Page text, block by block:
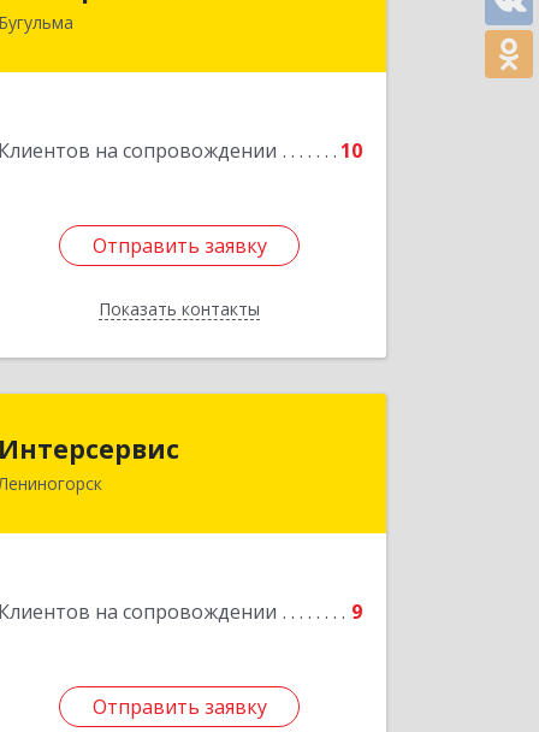
Бугульма
Клиентов на сопровождении 10
Отправить заявку
Показать контакты
423231, РТ, Бугульма, ул.Белинского,
Отправить заявку
Назад
Интерсервис
Лениногорск
Клиентов на сопровождении 9
Отправить заявку
423250, Татарстан Респ, Лениногорск
Отправить заявку